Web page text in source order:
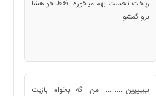
ریخت نحست بهم میخوره .فقط خواهشا
برو گمشو
بببيييين............ من اگه بخوام بازيت